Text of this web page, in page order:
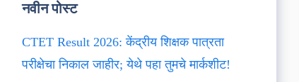
नवीन पोस्ट
CTET Result 2026: केंद्रीय शिक्षक पात्रता
परीक्षेचा निकाल जाहीर; येथे पहा तुमचे मार्कशीट!